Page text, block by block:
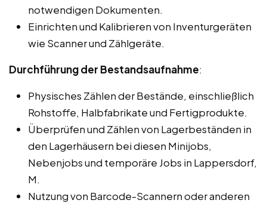
notwendigen Dokumenten.
Einrichten und Kalibrieren von Inventurgeräten
wie Scanner und Zählgeräte.
Durchführung der Bestandsaufnahme:
Physisches Zählen der Bestände, einschließlich
Rohstoffe, Halbfabrikate und Fertigprodukte.
Überprüfen und Zählen von Lagerbeständen in
den Lagerhäusern bei diesen Minijobs,
Nebenjobs und temporäre Jobs in Lappersdorf,
M.
Nutzung von Barcode-Scannern oder anderen